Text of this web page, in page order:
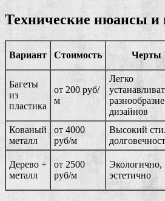
Технические нюансы и
Вариант Стоимость Черты
Багеты
из
пластика
от 200 руб/
м
Легко
разнообразие
дизайнов
Кованый
металл
от 4000
руб/м
Высокий
Дерево +
металл
от 2500
руб/м
Экологично,
эстетично